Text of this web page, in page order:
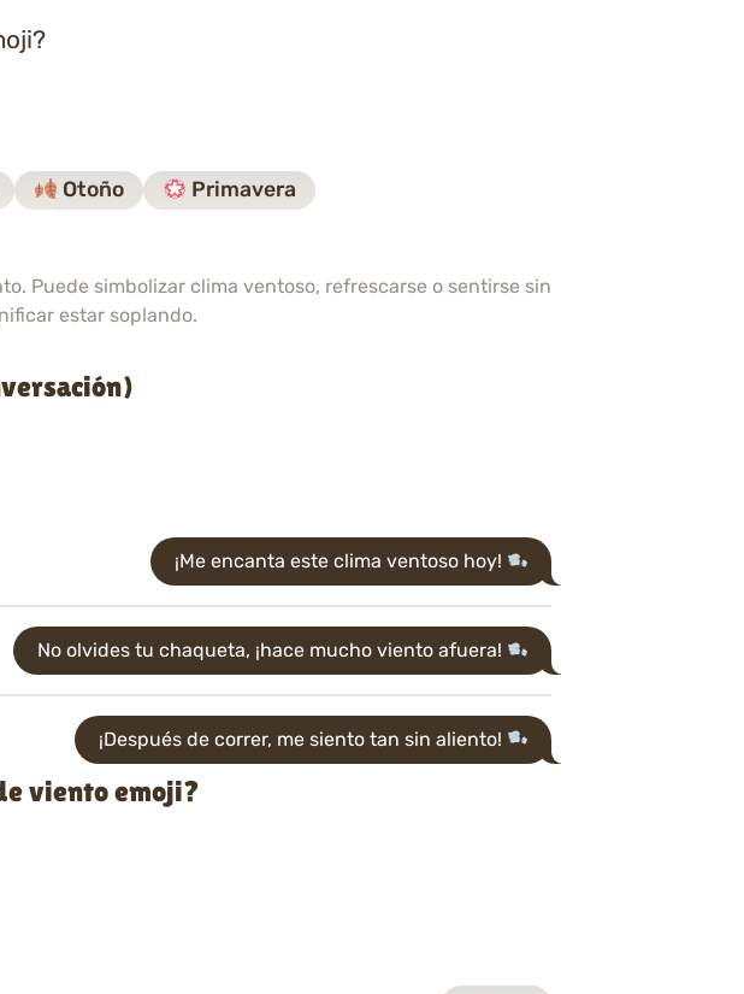
Otoño Primavera
Puede simbolizar clima ventoso, refrescarse o sentirse sin
estar soplando.
¡Me encanta este clima ventoso hoy!
No olvides tu chaqueta, ¡hace mucho viento afuera!
¡Después de correr, me siento tan sin aliento!
viento emoji?